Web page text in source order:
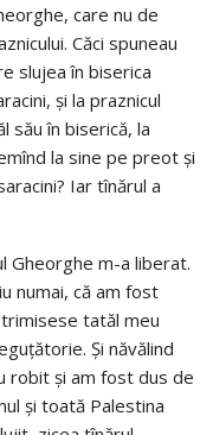
care nu de
Căci spuneau
slujea în biserica
şi la praznicul
său în biserică, la
la sine pe preot şi
Iar tînărul a
Gheorghe m-a liberat.
numai, că am fost
tatăl meu
Şi năvălind
robit şi am fost dus de
şi toată Palestina